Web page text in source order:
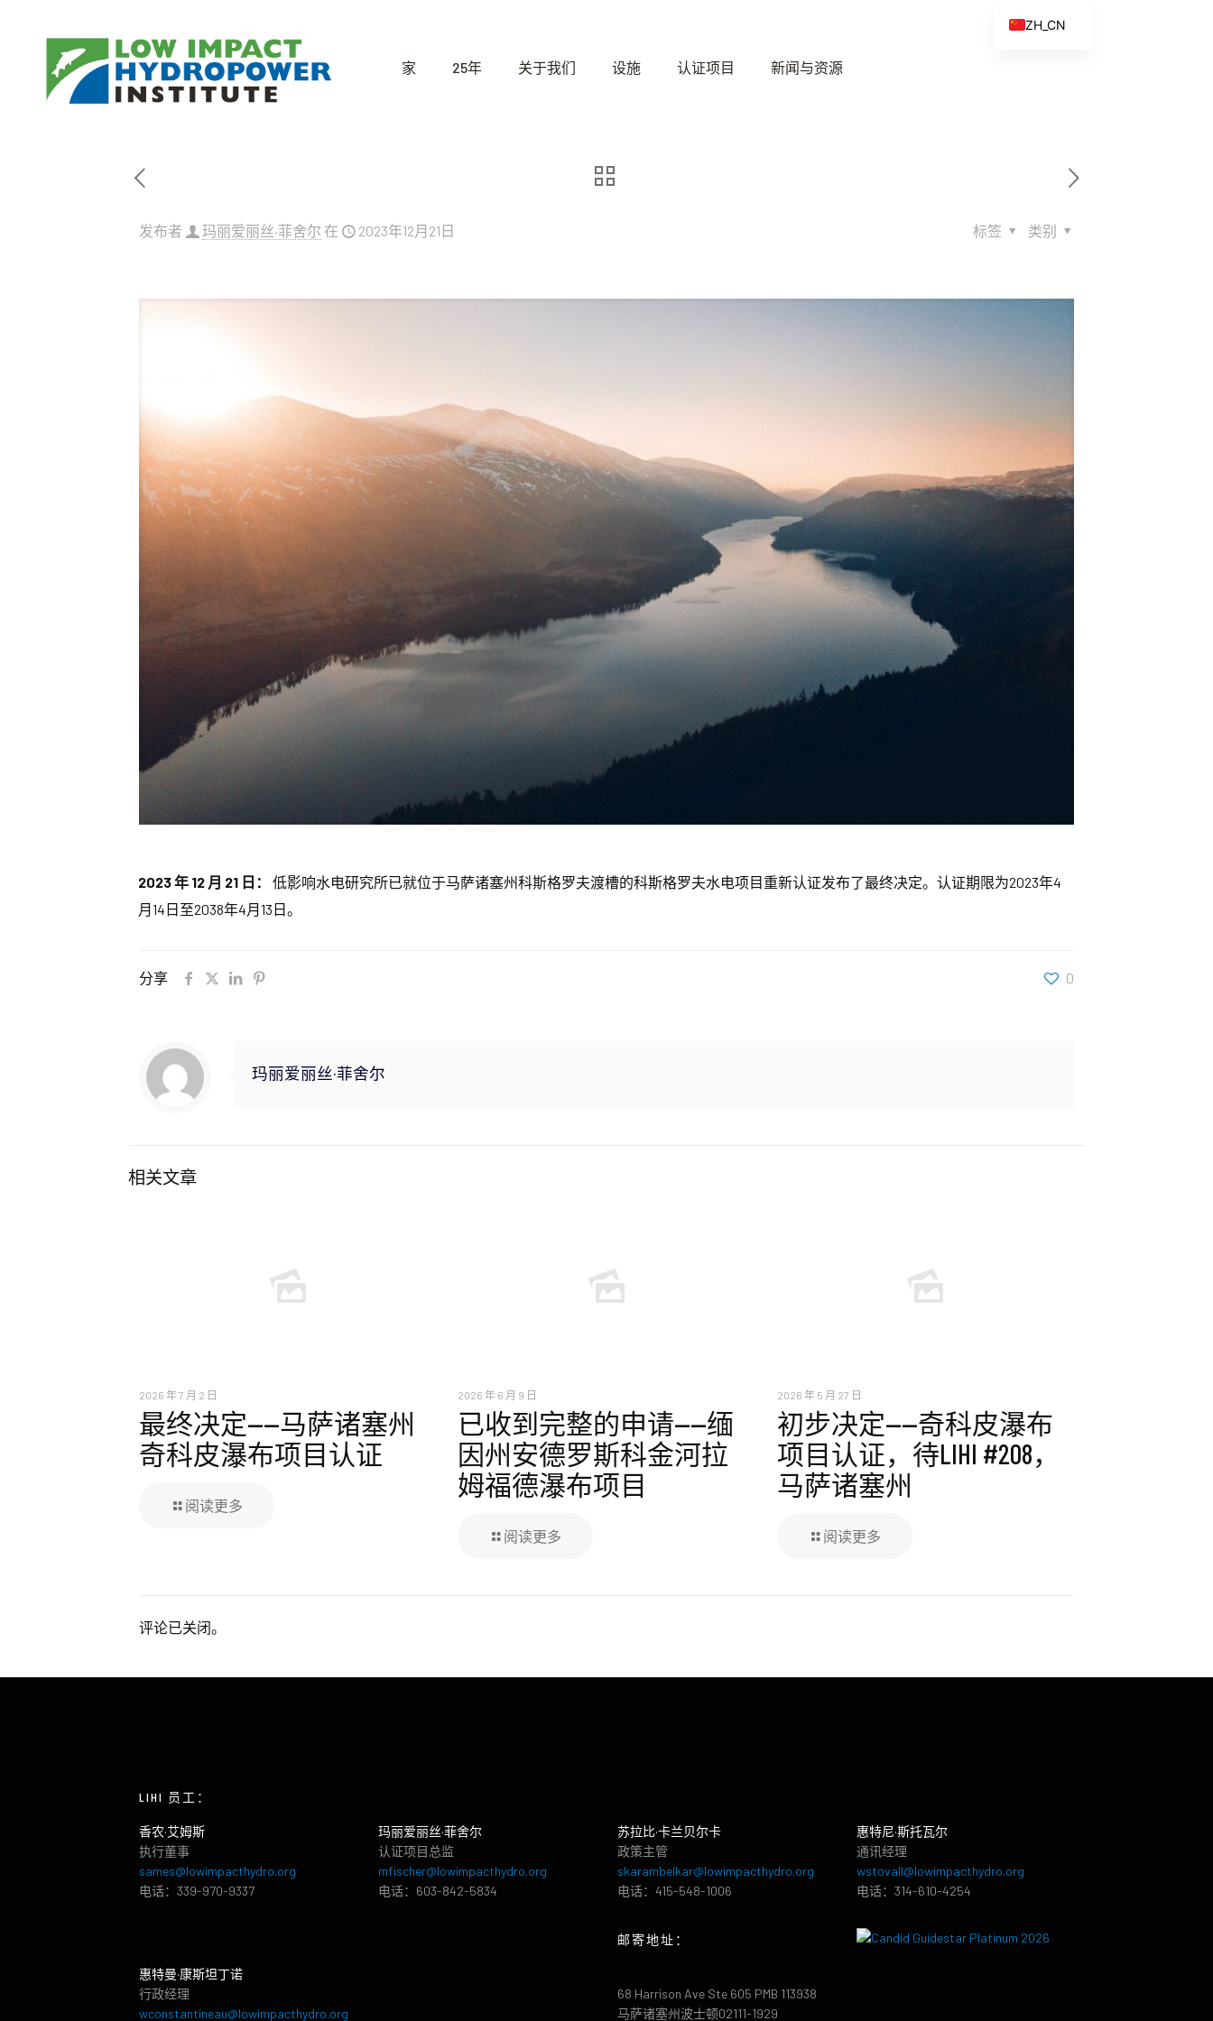
家 25年 关于我们 设施 认证项目 新闻与资源
发布者 玛丽爱丽丝·菲舍尔 在 2023年12月21日 类别
标签
2023 年 12 月 21 日： 低影响水电研究所已就位于马萨诸塞州科斯格罗夫渡槽的科斯格罗夫水电项目重新认证发布了最终决定。认证期限为2023年4
月14日至2038年4月13日。
分享 0
玛丽爱丽丝·菲舍尔
相关文章
2026 年 7 月 2 日
最终决定——马萨诸塞州
奇科皮瀑布项目认证
阅读更多
2026 年 6 月 9 日
已收到完整的申请——缅
因州安德罗斯科金河拉
姆福德瀑布项目
阅读更多
2026 年 5 月 27 日
初步决定——奇科皮瀑布
项目认证，待LIHI #208，
马萨诸塞州
阅读更多
评论已关闭。
LIHI 员工：
香农·艾姆斯
执行董事
sames@lowimpacthydro.org
电话：339-970-9337
惠特曼·康斯坦丁诺
行政经理
wconstantineau@lowimpacthydro.org
玛丽爱丽丝·菲舍尔
认证项目总监
mfischer@lowimpacthydro.org
电话：603-842-5834
苏拉比·卡兰贝尔卡
政策主管
skarambelkar@lowimpacthydro.org
电话：415-548-1006
邮寄地址：
68 Harrison Ave Ste 605 PMB 113938
马萨诸塞州波士顿02111-1929
惠特尼·斯托瓦尔
通讯经理
wstovall@lowimpacthydro.org
电话：314-610-4254
ZH_CN